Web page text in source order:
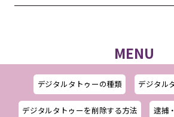
MENU
デジタルタトゥーの種類 デジタル
デジタルタトゥーを削除する方法 逮捕